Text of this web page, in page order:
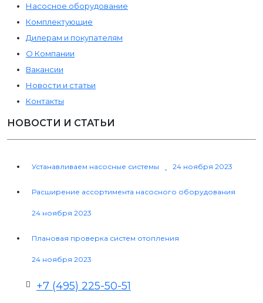
Насосное оборудование
Комплектующие
Дилерам и покупателям
О Компании
Вакансии
Новости и статьи
Контакты
НОВОСТИ И СТАТЬИ
Устанавливаем насосные системы 24 ноября 2023
Расширение ассортимента насосного оборудования
24 ноября 2023
Плановая проверка систем отопления
24 ноября 2023
+7 (495) 225-50-51